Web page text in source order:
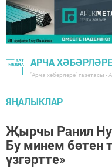
АРЧА ХӘБӘРЛӘРЕ
"Арча хәбәрләре" газетасы -
ЯҢАЛЫКЛАР
Җырчы Ранил
Бу минем
үзгәртте»